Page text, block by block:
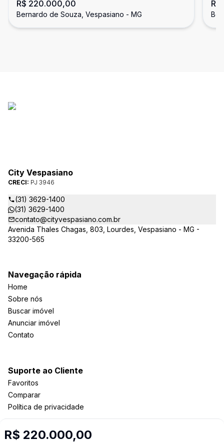
VESPASIANO
R$ 220.000,00
Bernardo de Souza, Vespasiano - MG
R$ 220.000,00
City Vespasiano
CRECI: PJ 3946
(31) 3629-1400
(31) 3629-1400
contato@cityvespasiano.com.br
Avenida Thales Chagas, 803, Lourdes, Vespasiano - MG -
33200-565
Navegação rápida
Home
Sobre nós
Buscar imóvel
Anunciar imóvel
Contato
Suporte ao Cliente
Favoritos
Comparar
Política de privacidade